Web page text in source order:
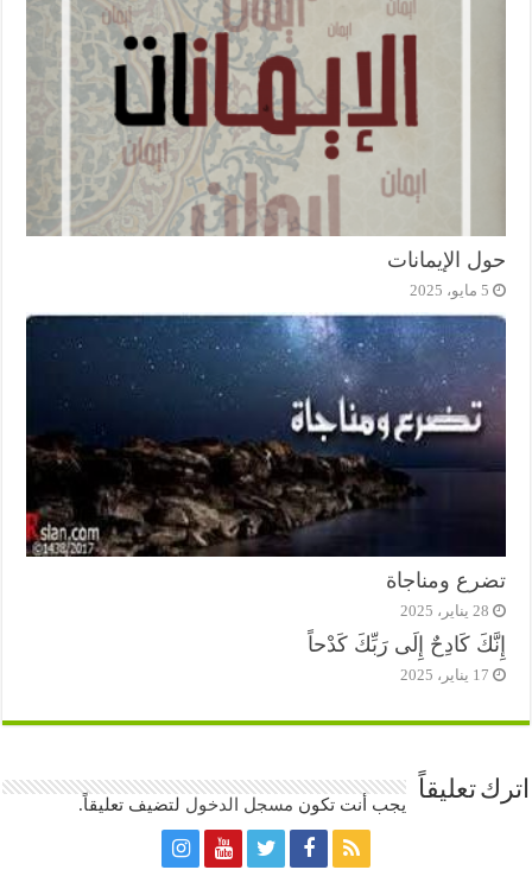
حول الإيمانات
5 مايو، 2025
تضرع ومناجاة
28 يناير، 2025
إِنَّكَ كَادِحٌ إِلَى رَبِّكَ كَدْحاً
17 يناير، 2025
اترك تعليقاً يجب أنت تكون مسجل الدخول لتضيف تعليقاً.